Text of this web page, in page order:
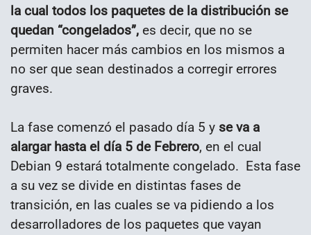
la cual todos los paquetes de la distribución se
quedan “congelados”, es decir, que no se
permiten hacer más cambios en los mismos a
no ser que sean destinados a corregir errores
graves.
La fase comenzó el pasado día 5 y se va a
alargar hasta el día 5 de Febrero, en el cual
Debian 9 estará totalmente congelado. Esta fase
a su vez se divide en distintas fases de
transición, en las cuales se va pidiendo a los
desarrolladores de los paquetes que vayan